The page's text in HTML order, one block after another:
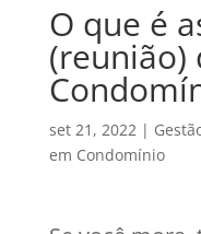
O que é
(reunião)
set 21, 2022|
em Condomínio